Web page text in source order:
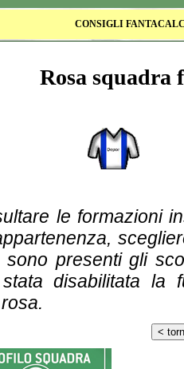
CONSIGLI
Rosa squadra
le formazioni
sono presenti gli
disabilitata la